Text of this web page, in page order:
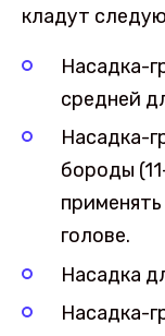
кладут
Насадка-
средней
Насадка-
бороды
голове.
Насадка
Насадка-